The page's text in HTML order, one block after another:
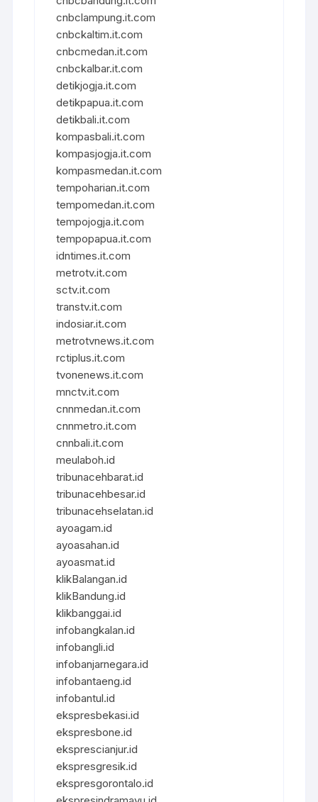
cnbclampung.it.com
cnbckaltim.it.com
cnbcmedan.it.com
cnbckalbar.it.com
detikjogja.it.com
detikpapua.it.com
detikbali.it.com
kompasbali.it.com
kompasjogja.it.com
kompasmedan.it.com
tempoharian.it.com
tempomedan.it.com
tempojogja.it.com
tempopapua.it.com
idntimes.it.com
metrotv.it.com
sctv.it.com
transtv.it.com
indosiar.it.com
metrotvnews.it.com
rctiplus.it.com
tvonenews.it.com
mnctv.it.com
cnnmedan.it.com
cnnmetro.it.com
cnnbali.it.com
meulaboh.id
tribunacehbarat.id
tribunacehbesar.id
tribunacehselatan.id
ayoagam.id
ayoasahan.id
ayoasmat.id
klikBalangan.id
klikBandung.id
klikbanggai.id
infobangkalan.id
infobangli.id
infobanjarnegara.id
infobantaeng.id
infobantul.id
ekspresbekasi.id
ekspresbone.id
eksprescianjur.id
ekspresgresik.id
ekspresgorontalo.id